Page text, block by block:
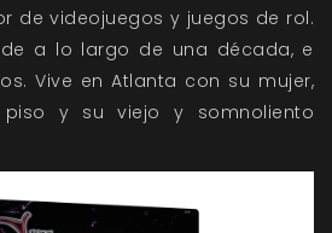
de videojuegos y juegos de rol.
a lo largo de una década, e
Vive en Atlanta con su mujer,
y su viejo y somnoliento